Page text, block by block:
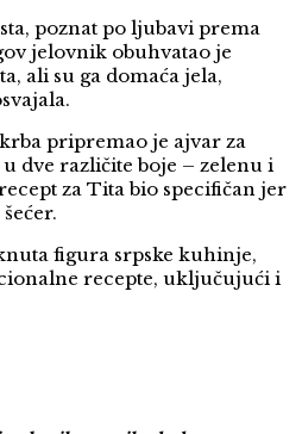
poznat po ljubavi prema
jelovnik obuhvatao je
ali su ga domaća jela,
pripremao je ajvar za
dve različite boje – zelenu i
za Tita bio specifičan jer
figura srpske kuhinje,
recepte, uključujući i